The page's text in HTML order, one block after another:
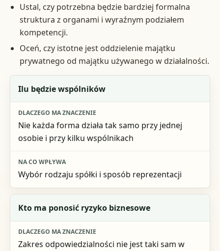
Ustal, czy potrzebna będzie bardziej formalna
struktura z organami i wyraźnym podziałem
kompetencji.
Oceń, czy istotne jest oddzielenie majątku
prywatnego od majątku używanego w działalności.
Pytanie na start
Dlaczego ma znaczenie
Na co wpływa
Ilu będzie wspólników
Nie każda forma działa tak samo przy jednej
osobie i przy kilku wspólnikach
Wybór rodzaju spółki i sposób reprezentacji
Kto ma ponosić ryzyko biznesowe
Zakres odpowiedzialności nie jest taki sam w